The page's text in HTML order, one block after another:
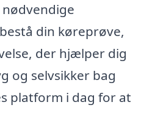
din køreprøve,
der hjælper dig
og selvsikker bag
platform i dag for at